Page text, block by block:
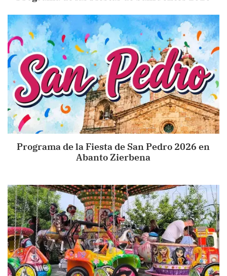
Programa de la Fiesta de San Pedro 2026 en
Abanto Zierbena